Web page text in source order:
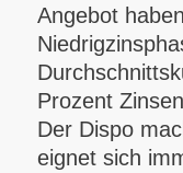
Angebot
Prozent
Der Dispo
eignet sich